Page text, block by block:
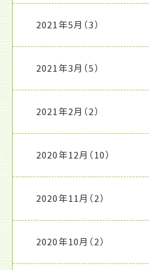
2021年5月 （3）
2021年3月 （5）
2021年2月 （2）
2020年12月 （10）
2020年11月 （2）
2020年10月 （2）